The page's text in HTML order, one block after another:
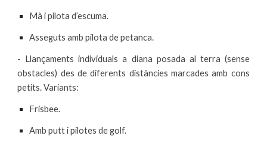
Mà i pilota d’escuma.
Asseguts amb pilota de petanca.
- Llançaments individuals a diana posada al terra (sense
obstacles) des de diferents distàncies marcades amb cons
petits. Variants:
Frisbee.
Amb putt i pilotes de golf.